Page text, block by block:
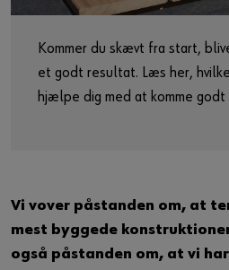
Guide til selvvalgt
eller
Har du lyst til at være en
Bliv kunde / Opret
Kommer du skævt fra start,
et godt resultat. Læs her,
hjælpe dig med at komme godt
Vi vover påstanden om, at
mest byggede
også påstanden om, at vi